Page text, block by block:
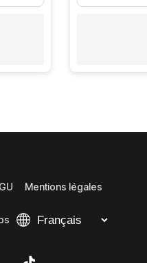
Mentions légales